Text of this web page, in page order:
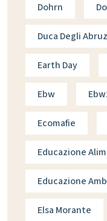
Dohrn
Duca Degli
Earth Day
Ebw
Ecomafie
Educazione
Educazione
Elsa Morante